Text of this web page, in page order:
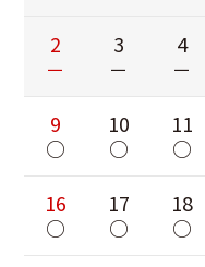
2
－
3
－
4
－
9
○
10
○
11
○
16
○
17
○
18
○